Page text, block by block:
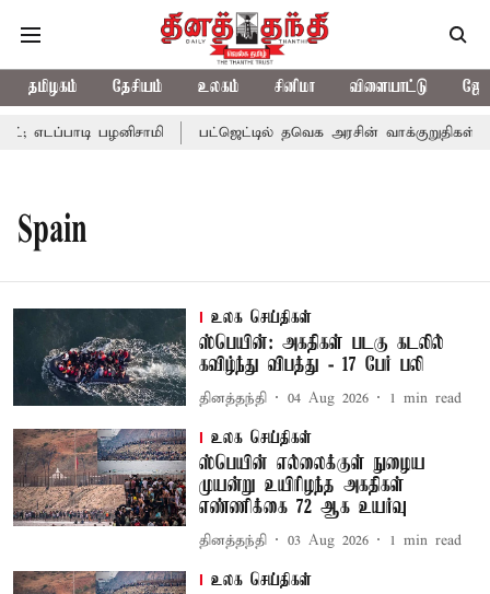
தமிழகம் தேசியம் உலகம் சினிமா விளையாட்டு
எடப்பாடி பழனிசாமி பட்ஜெட்டில் தவெக அரசின் வாக்குறுதிகள்
Spain
உலக செய்திகள்
ஸ்பெயின்: அகதிகள் படகு கடலில்
கவிழ்ந்து விபத்து - 17 பேர் பலி
தினத்தந்தி 04 Aug 2026 1 min read
உலக செய்திகள்
ஸ்பெயின் எல்லைக்குள் நுழைய
முயன்று உயிரிழந்த அகதிகள்
எண்ணிக்கை 72 ஆக உயர்வு
தினத்தந்தி 03 Aug 2026 1 min read
உலக செய்திகள்